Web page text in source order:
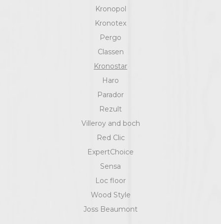
Kronopol
Kronotex
Pergo
Classen
Kronostar
Haro
Parador
Rezult
Villeroy and boch
Red Clic
ExpertChoice
Sensa
Loc floor
Wood Style
Joss Beaumont